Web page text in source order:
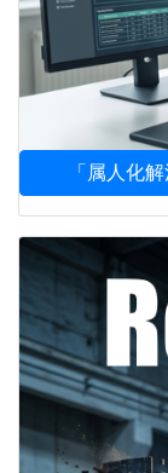
「属人化